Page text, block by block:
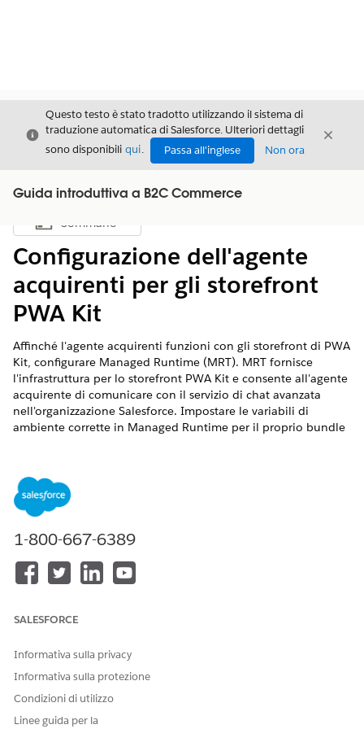
Chiudi
Questo testo è stato tradotto utilizzando il sistema di
traduzione automatica di Salesforce. Ulteriori dettagli
sono disponibili qui. Passa all'inglese Non ora
Chiudi
Guida introduttiva a B2C Commerce
Mostra sommario
Sommario
Configurazione dell'agente
acquirenti per gli storefront
PWA Kit
Affinché l'agente acquirenti funzioni con gli storefront di PWA
Kit, configurare Managed Runtime (MRT). MRT fornisce
l'infrastruttura per lo storefront PWA Kit e consente all'agente
acquirente di comunicare con il servizio di chat avanzata
nell'organizzazione Salesforce. Impostare le variabili di
ambiente corrette in Managed Runtime per il proprio bundle
acquirente
Affinché l'agente acquirenti funzioni con gli storefront di
PWA Kit, impostare il runtime gestito (MRT). MRT fornisce
l'infrastruttura per lo storefront PWA Kit e consente
avanzata nell'organizzazione Salesforce. Impostare le
variabili di ambiente corrette in Managed Runtime per il
storefront PWA Kit
all'assistenza basata sull'intelligenza artificiale durante la
navigazione, la ricerca e la navigazione sul tuo sito.
Avviare Shopper Agent dall'intestazione, dall'elenco a
1-800-667-6389
SALESFORCE
Informativa sulla privacy
Informativa sulla protezione
Condizioni di utilizzo
Linee guida per la